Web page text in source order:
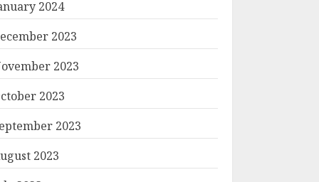
2024
2023
2023
2023
2023
2023